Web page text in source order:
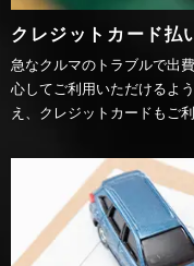
クレジットカード払
急なクルマのトラブルで出
心してご利用いただけるよ
え、クレジットカードもご